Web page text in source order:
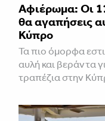
Αφιέρωμα: Οι
θα αγαπήσεις
Κύπρο
Τα πιο όμορφα
αυλή και βεράντα
τραπέζια στην